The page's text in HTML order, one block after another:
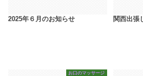
2025年６月のお知らせ 関西出張
お口のマッサージ